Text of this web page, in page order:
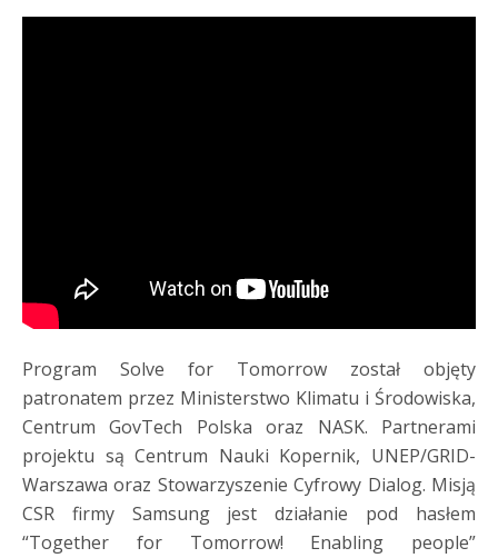
Program Solve for Tomorrow został objęty
patronatem przez Ministerstwo Klimatu i Środowiska,
Centrum GovTech Polska oraz NASK. Partnerami
projektu są Centrum Nauki Kopernik, UNEP/GRID-
Warszawa oraz Stowarzyszenie Cyfrowy Dialog. Misją
CSR firmy Samsung jest działanie pod hasłem
“Together for Tomorrow! Enabling people”